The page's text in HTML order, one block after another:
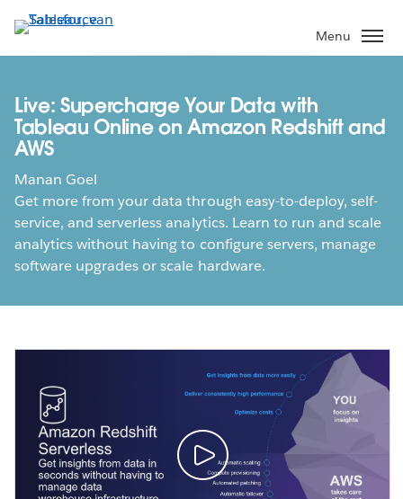
Verder
naar
hoofdinhoud
Menu
Live: Supercharge Your Data with
Tableau Online on Amazon Redshift and
AWS
Manan Goel
Get more from your data through easy-to-deploy, self-
service, and serverless analytics. Learn to run and scale
analytics without having to configure servers, manage
software upgrades or scale hardware.